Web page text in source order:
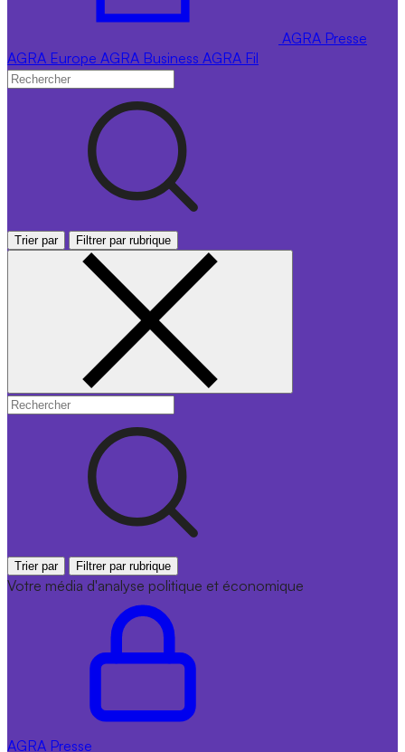
AGRA Presse
AGRA Europe AGRA Business AGRA Fil
Trier par Filtrer par rubrique
Trier par Filtrer par rubrique
Votre média d'analyse politique et économique
AGRA Presse